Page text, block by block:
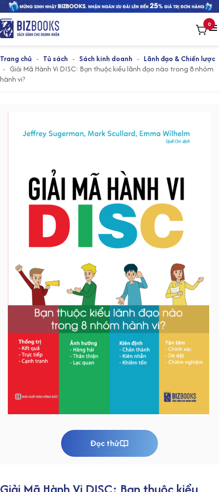
0
Trang chủ - Tủ sách - Sách kinh doanh - Lãnh đạo & Chiến lược
- Giải Mã Hành Vi DISC: Bạn thuộc kiểu lãnh đạo nào trong 8 nhóm
hành vi?
Đọc thử